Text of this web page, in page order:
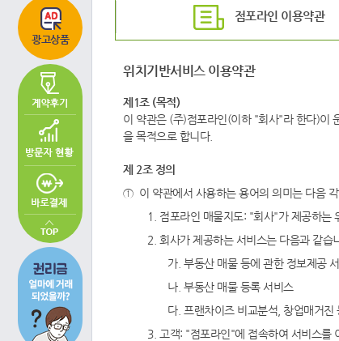
광고상품
점포라인 이용약관
위치기반서비스 이용약관
제1조 (목적)
이 약관은 (주)점포라인(이하 "회사"라 한다)이
을 목적으로 합니다.
제 2조 정의
이 약관에서 사용하는 용어의 의미는 다음
점포라인 매물지도: "회사"가 제공하는
회사가 제공하는 서비스는 다음과 같습
부동산 매물 등에 관한 정보제공
부동산 매물 등록 서비스
프랜차이즈 비교분석, 창업매거진
고객: "점포라인"에 접속하여 서비스를